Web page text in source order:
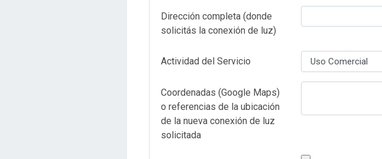
Dirección completa (donde
solicitás la conexión de luz)
Actividad del Servicio
Coordenadas (Google Maps)
o referencias de la ubicación
de la nueva conexión de luz
solicitada